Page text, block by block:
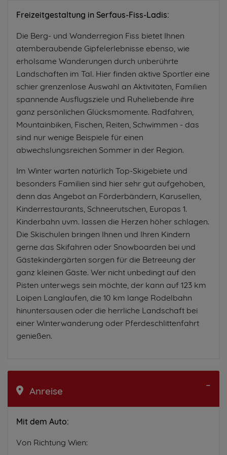
Freizeitgestaltung in Serfaus-Fiss-Ladis:
Die Berg- und Wanderregion Fiss bietet Ihnen
atemberaubende Gipfelerlebnisse ebenso, wie
erholsame Wanderungen durch unberührte
Landschaften im Tal. Hier finden aktive Sportler eine
schier grenzenlose Auswahl an Aktivitäten, Familien
spannende Ausflugsziele und Ruheliebende ihre
ganz persönlichen Glücksmomente. Radfahren,
Mountainbiken, Fischen, Reiten, Schwimmen - das
sind nur wenige Beispiele für einen
abwechslungsreichen Sommer in der Region.
Im Winter warten natürlich Top-Skigebiete und
besonders Familien sind hier sehr gut aufgehoben,
denn das Angebot an Förderbändern, Karusellen,
Kinderrestaurants, Schneerutschen, Europas 1.
Kinderbahn uvm. lassen die Herzen höher schlagen.
Die Skischulen bringen Ihnen und Ihren Kindern
gerne das Skifahren oder Snowboarden bei und
Gästekindergärten sorgen für die Betreeung der
ganz kleinen Gäste. Wer nicht unbedingt auf den
Pisten unterwegs sein möchte, der kann auf 123 km
Loipen Langlaufen, die 10 km lange Rodelbahn
hinuntersausen oder die herrliche Landschaft bei
einer Winterwanderung oder Pferdeschlittenfahrt
genießen.
Anreise
Mit dem Auto:
Von Richtung Wien: